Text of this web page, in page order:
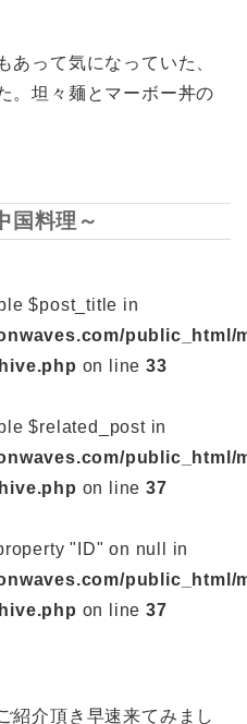
あって気になっていた、
。坦々麺とマーボー丼の
料理～
$post_title in
public_html/
on line33
$related_post in
public_html/
on line37
"ID" on null in
public_html/
on line37
紹介頂き早速来てみまし